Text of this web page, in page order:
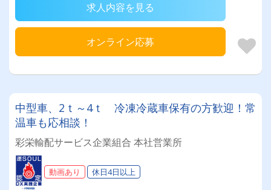
求人内容を見る
オンライン応募
中型車、2ｔ～4ｔ 冷凍冷蔵車保有の方歓迎！常
温車も応相談！
彩栄輸配サービス企業組合 本社営業所
動画あり 休日4日以上